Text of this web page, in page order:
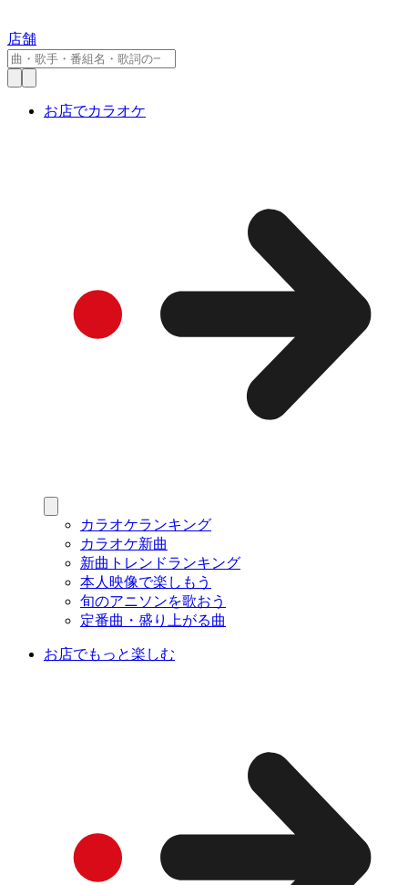
店舗
お店でカラオケ
カラオケランキング
カラオケ新曲
新曲トレンドランキング
本人映像で楽しもう
旬のアニソンを歌おう
定番曲・盛り上がる曲
お店でもっと楽しむ